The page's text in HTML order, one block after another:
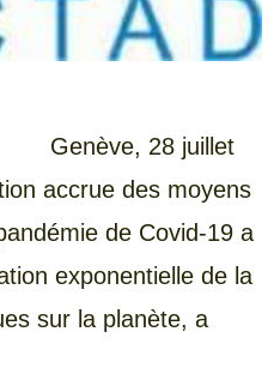
Genève, 28 juillet
accrue des moyens
de Covid-19 a
exponentielle de la
sur la planète, a